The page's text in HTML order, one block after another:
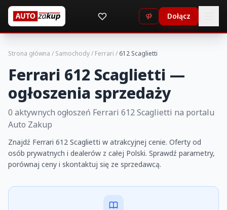
Dołącz
Strona główna / Samochody/ Ferrari / 612 Scaglietti
Ferrari 612 Scaglietti —
ogłoszenia sprzedaży
0 aktywnych ogłoszeń Ferrari 612 Scaglietti na portalu
Auto Zakup
Znajdź Ferrari 612 Scaglietti w atrakcyjnej cenie. Oferty od
osób prywatnych i dealerów z całej Polski. Sprawdź parametry,
porównaj ceny i skontaktuj się ze sprzedawcą.